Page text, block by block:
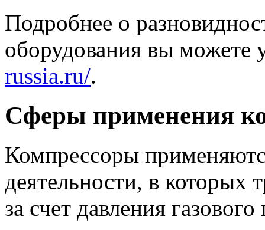
Подробнее о
оборудования вы можете
russia.ru/.
Сферы применения
Компрессоры
деятельности, в которых
за счет давления газового